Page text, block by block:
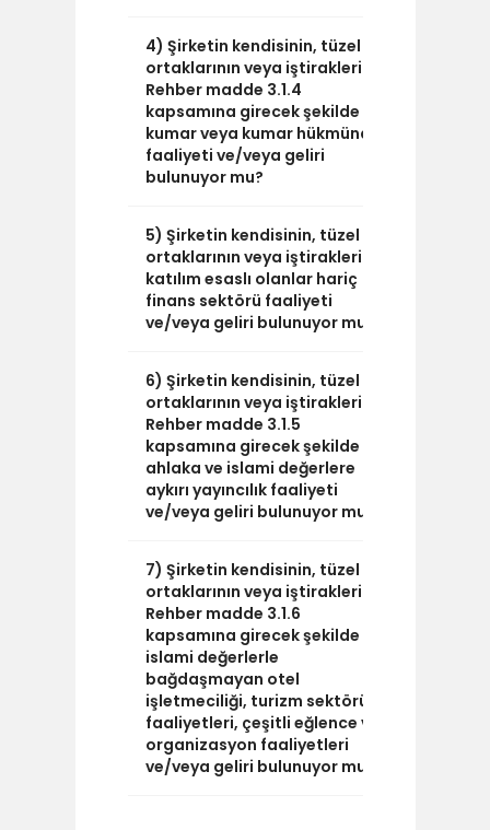
4) Şirketin kendisinin, tüzel kişi
ortaklarının veya iştiraklerinin,
Rehber madde 3.1.4
kapsamına girecek şekilde
kumar veya kumar hükmünde
faaliyeti ve/veya geliri
bulunuyor mu?
5) Şirketin kendisinin, tüzel kişi
ortaklarının veya iştiraklerinin
katılım esaslı olanlar hariç
finans sektörü faaliyeti
ve/veya geliri bulunuyor mu?
6) Şirketin kendisinin, tüzel kişi
ortaklarının veya iştiraklerinin,
Rehber madde 3.1.5
kapsamına girecek şekilde
ahlaka ve islami değerlere
aykırı yayıncılık faaliyeti
ve/veya geliri bulunuyor mu?
7) Şirketin kendisinin, tüzel kişi
ortaklarının veya iştiraklerinin,
Rehber madde 3.1.6
kapsamına girecek şekilde
islami değerlerle
bağdaşmayan otel
işletmeciliği, turizm sektörü
faaliyetleri, çeşitli eğlence ve
organizasyon faaliyetleri
ve/veya geliri bulunuyor mu?